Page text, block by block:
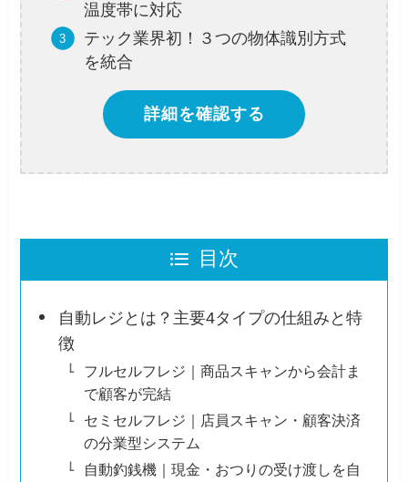
温度帯に対応
テック業界初！３つの物体識別方式
を統合
詳細を確認する
目次
自動レジとは？主要4タイプの仕組みと特
徴
フルセルフレジ｜商品スキャンから会計ま
で顧客が完結
セミセルフレジ｜店員スキャン・顧客決済
の分業型システム
自動釣銭機｜現金・おつりの受け渡しを自